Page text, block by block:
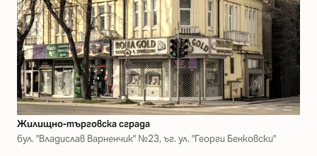
Жилищно-търговска сграда
бул. "Владислав Варненчик" №23, ъг. ул. "Георги Бенковски"